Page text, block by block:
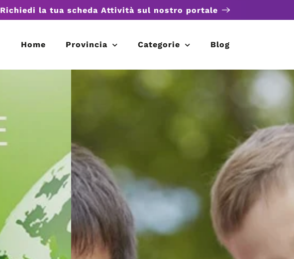
Richiedi la tua scheda Attività sul nostro portale
Home Provincia Categorie Blog